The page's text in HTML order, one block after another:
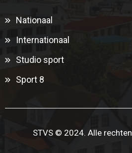
Nationaal
Internationaal
Studio sport
Sport 8
STVS © 2024. Alle